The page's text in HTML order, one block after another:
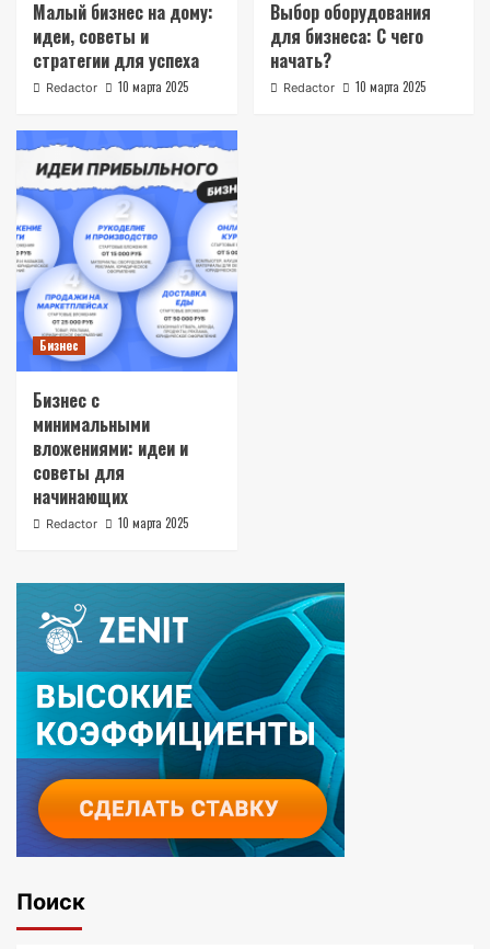
Малый бизнес на дому:
идеи‚ советы и
стратегии для успеха
Redactor 10 марта 2025
Выбор оборудования
для бизнеса: С чего
начать?
Redactor 10 марта 2025
Бизнес
Бизнес с
минимальными
вложениями: идеи и
советы для
начинающих
Redactor 10 марта 2025
Поиск